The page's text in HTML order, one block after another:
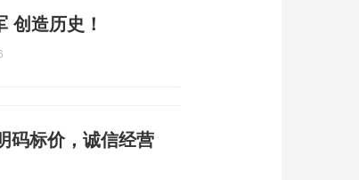
创造历史！
码标价，诚信经营